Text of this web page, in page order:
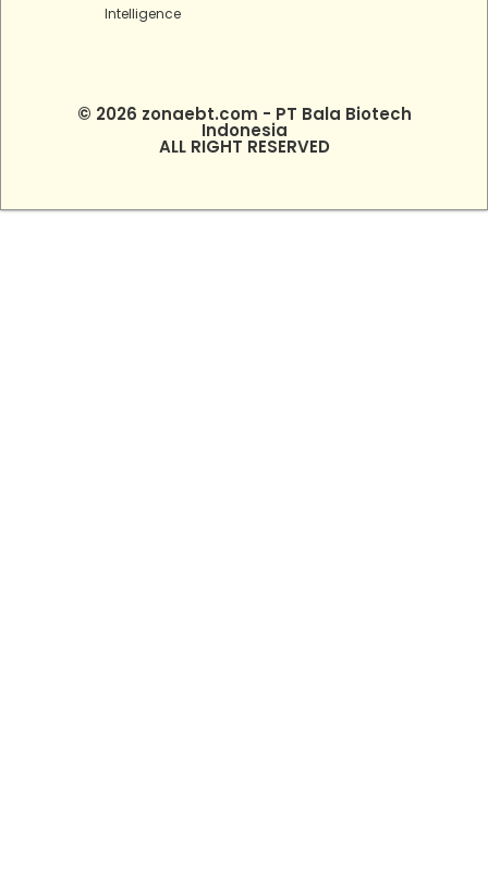
Intelligence
© 2026 zonaebt.com - PT Bala Biotech
Indonesia
ALL RIGHT RESERVED